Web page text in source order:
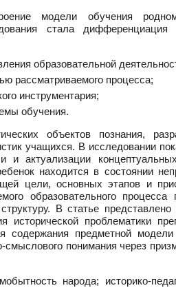
модели обучения
стала дифференциация
образовательной
рассматриваемого процесса;
инструментария;
обучения.
объектов познания,
учащихся. В исследовании
и актуализации
находится в состоянии
цели, основных этапов и
образовательного процесса
В статье представлено
исторической проблематики
содержания предметной модели
понимания через
народа; историко-